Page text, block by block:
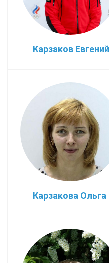
Карзаков Евгений
Карзакова Ольга